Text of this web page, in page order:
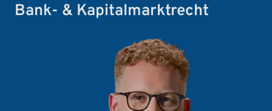
Bank- & Kapitalmarktrecht